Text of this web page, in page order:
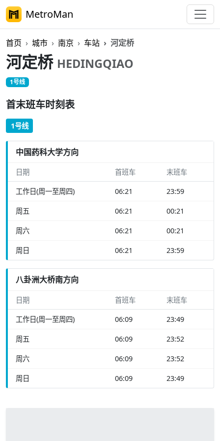
MetroMan
首页 城市 南京 车站 河定桥
河定桥 HEDINGQIAO
1号线
首末班车时刻表
1号线
中国药科大学方向
日期 首班车 末班车
工作日(周一至周四) 06:21 23:59
周五 06:21 00:21
周六 06:21 00:21
周日 06:21 23:59
八卦洲大桥南方向
日期 首班车 末班车
工作日(周一至周四) 06:09 23:49
周五 06:09 23:52
周六 06:09 23:52
周日 06:09 23:49